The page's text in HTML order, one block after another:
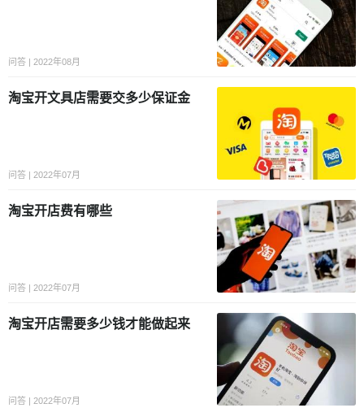
问答 | 2022年08月
淘宝开文具店需要交多少保证金
问答 | 2022年07月
淘宝开店费有哪些
问答 | 2022年07月
淘宝开店需要多少钱才能做起来
问答 | 2022年07月